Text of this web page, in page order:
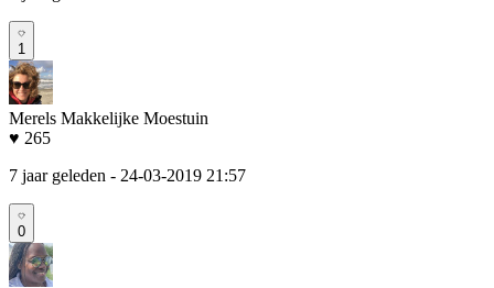
1
Merels Makkelijke Moestuin
♥ 265
7 jaar geleden - 24-03-2019 21:57
0